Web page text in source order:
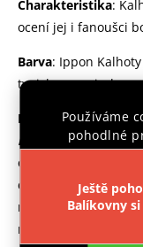
Používáme
pohodlné
provozu
Ještě
Balíkovny
Charakteristika:
ocení jej i fanoušci
Barva: Ippon
typickou pro judo.
Materiál: Ippon
bavlny
s vyšší
odolnost. Tato
což vám umožní
náročných tréninků.
několika hodinách